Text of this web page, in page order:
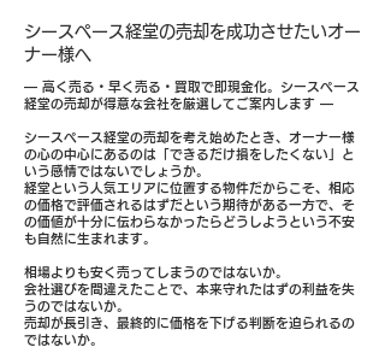
シースペース経堂の売却を成功させたいオー
ナー様へ
― 高く売る・早く売る・買取で即現金化。シースペース
経堂の売却が得意な会社を厳選してご案内します ―
シースペース経堂の売却を考え始めたとき、オーナー様
の心の中心にあるのは「できるだけ損をしたくない」と
いう感情ではないでしょうか。
経堂という人気エリアに位置する物件だからこそ、相応
の価格で評価されるはずだという期待がある一方で、そ
の価値が十分に伝わらなかったらどうしようという不安
も自然に生まれます。
相場よりも安く売ってしまうのではないか。
会社選びを間違えたことで、本来守れたはずの利益を失
うのではないか。
売却が長引き、最終的に価格を下げる判断を迫られるの
ではないか。